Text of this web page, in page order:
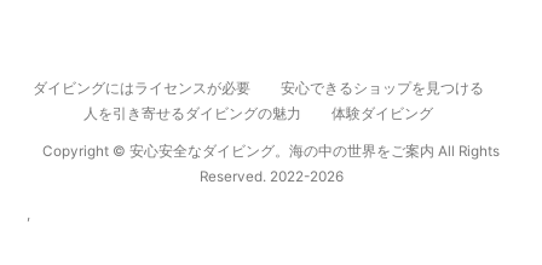
ダイビングにはライセンスが必要
安心できるショップを見つける
人を引き寄せるダイビングの魅力
体験ダイビング
Copyright © 安心安全なダイビング。海の中の世界をご案内 All Rights
Reserved. 2022-2026
,